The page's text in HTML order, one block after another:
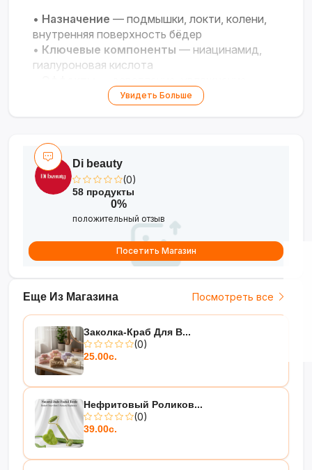
• Назначение — подмышки, локти, колени,
внутренняя поверхность бёдер
• Ключевые компоненты — ниацинамид,
гиалуроновая кислота
выравнивание тона, сужение пор
Нежное осветление и уход для
чувствительных зон!
Увидеть Больше
Еще Из Магазина Посмотреть все
Заколка-Краб Для В...
(0)
25.00с.
Нефритовый Роликов...
(0)
39.00с.
Di beauty
(0)
58 продукты
0%
положительный отзыв
Посетить Магазин